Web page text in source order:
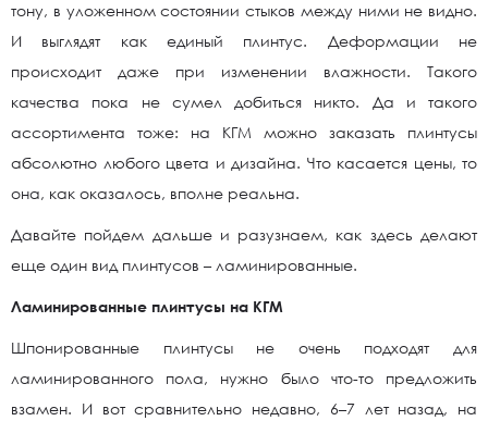
тону, в уложенном состоянии стыков между ними не видно.
И выглядят как единый плинтус. Деформации не
происходит даже при изменении влажности. Такого
качества пока не сумел добиться никто. Да и такого
ассортимента тоже: на КГМ можно заказать плинтусы
абсолютно любого цвета и дизайна. Что касается цены, то
она, как оказалось, вполне реальна.
Давайте пойдем дальше и разузнаем, как здесь делают
еще один вид плинтусов – ламинированные.
Ламинированные плинтусы на КГМ
Шпонированные плинтусы не очень подходят для
ламинированного пола, нужно было что-то предложить
взамен. И вот сравнительно недавно, 6–7 лет назад, на